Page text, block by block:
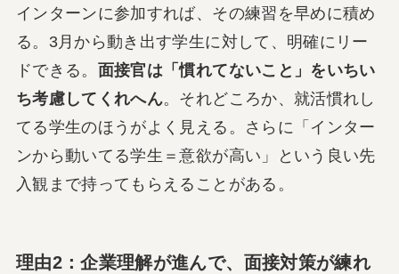
インターンに参加すれば、その練習を早めに積め
る。3月から動き出す学生に対して、明確にリー
ドできる。 面接官は「慣れてないこと」をいちい
ち考慮してくれへん。それどころか、就活慣れし
てる学生のほうがよく見える。さらに「インター
ンから動いてる学生＝意欲が高い」という良い先
入観まで持ってもらえることがある。
理由2：企業理解が進んで、面接対策が練れ